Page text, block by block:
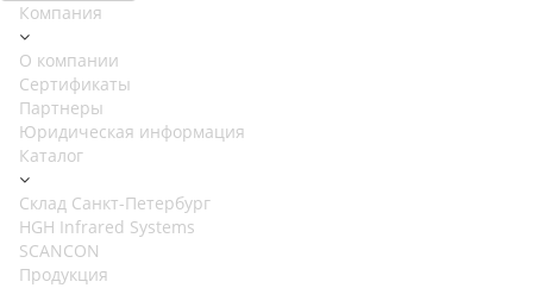
Компания
О компании
Сертификаты
Партнеры
Юридическая информация
Каталог
Cклад Санкт-Петербург
HGH Infrared Systems
SCANCON
Продукция